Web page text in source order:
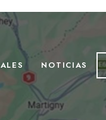
NOTICIAS